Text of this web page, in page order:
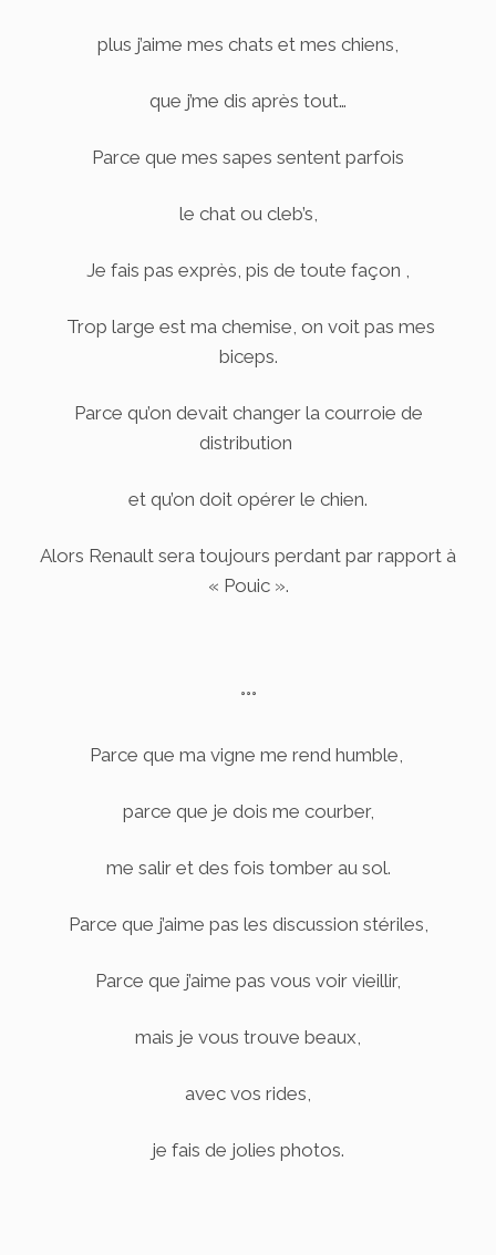
plus j’aime mes chats et mes chiens,
que j’me dis après tout…
Parce que mes sapes sentent parfois
le chat ou cleb’s,
Je fais pas exprès, pis de toute façon ,
Trop large est ma chemise, on voit pas mes
biceps.
Parce qu’on devait changer la courroie de
distribution
et qu’on doit opérer le chien.
Alors Renault sera toujours perdant par rapport à
« Pouic ».
°°°
Parce que ma vigne me rend humble,
parce que je dois me courber,
me salir et des fois tomber au sol.
Parce que j’aime pas les discussion stériles,
Parce que j’aime pas vous voir vieillir,
mais je vous trouve beaux,
avec vos rides,
je fais de jolies photos.